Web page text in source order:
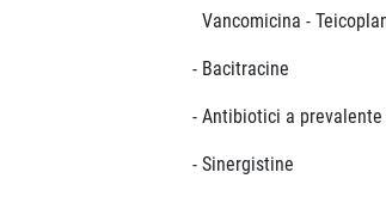
Vancomicina -
- Bacitracine
- Antibiotici a prevalente o
- Sinergistine